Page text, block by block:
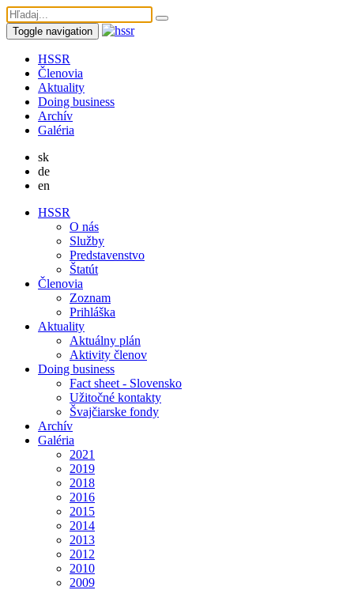
Toggle navigation
HSSR
Členovia
Aktuality
Doing business
Archív
Galéria
sk
de
en
HSSR
O nás
Služby
Predstavenstvo
Štatút
Členovia
Zoznam
Prihláška
Aktuality
Aktuálny plán
Aktivity členov
Doing business
Fact sheet - Slovensko
Užitočné kontakty
Švajčiarske fondy
Archív
Galéria
2021
2019
2018
2016
2015
2014
2013
2012
2010
2009